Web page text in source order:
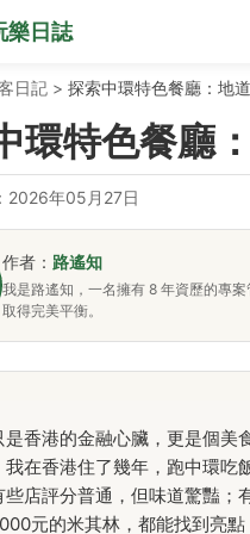
樂日誌
日記 > 探索中環特色餐廳：地
環特色餐廳
2026年05月27日
作者： 路遙知
我是路遙知，一名擁有 8 年資歷的專
取得完美平衡。
是香港的金融心臟，更是個美
我在香港住了幾年，跑中環吃
些店評分普通，但味道驚豔；
元的米其林，都能找到亮點